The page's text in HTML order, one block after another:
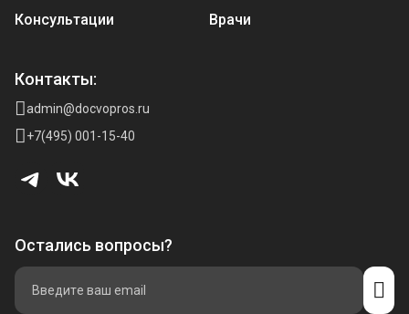
Консультации Врачи
Контакты:
admin@docvopros.ru
+7(495) 001-15-40
Остались вопросы?